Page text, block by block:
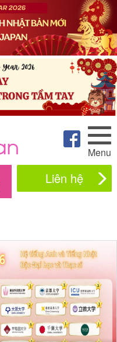
Menu
Liên hệ